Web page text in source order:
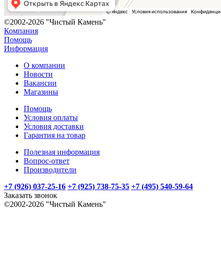
©2002-2026 "Чистый Камень"
Компания
Помощь
Информация
О компании
Новости
Вакансии
Магазины
Помощь
Условия оплаты
Условия доставки
Гарантия на товар
Полезная информация
Вопрос-ответ
Производители
+7 (926) 037-25-16 +7 (925) 738-75-35 +7 (495) 540-59-64
Заказать звонок
©2002-2026 "Чистый Камень"